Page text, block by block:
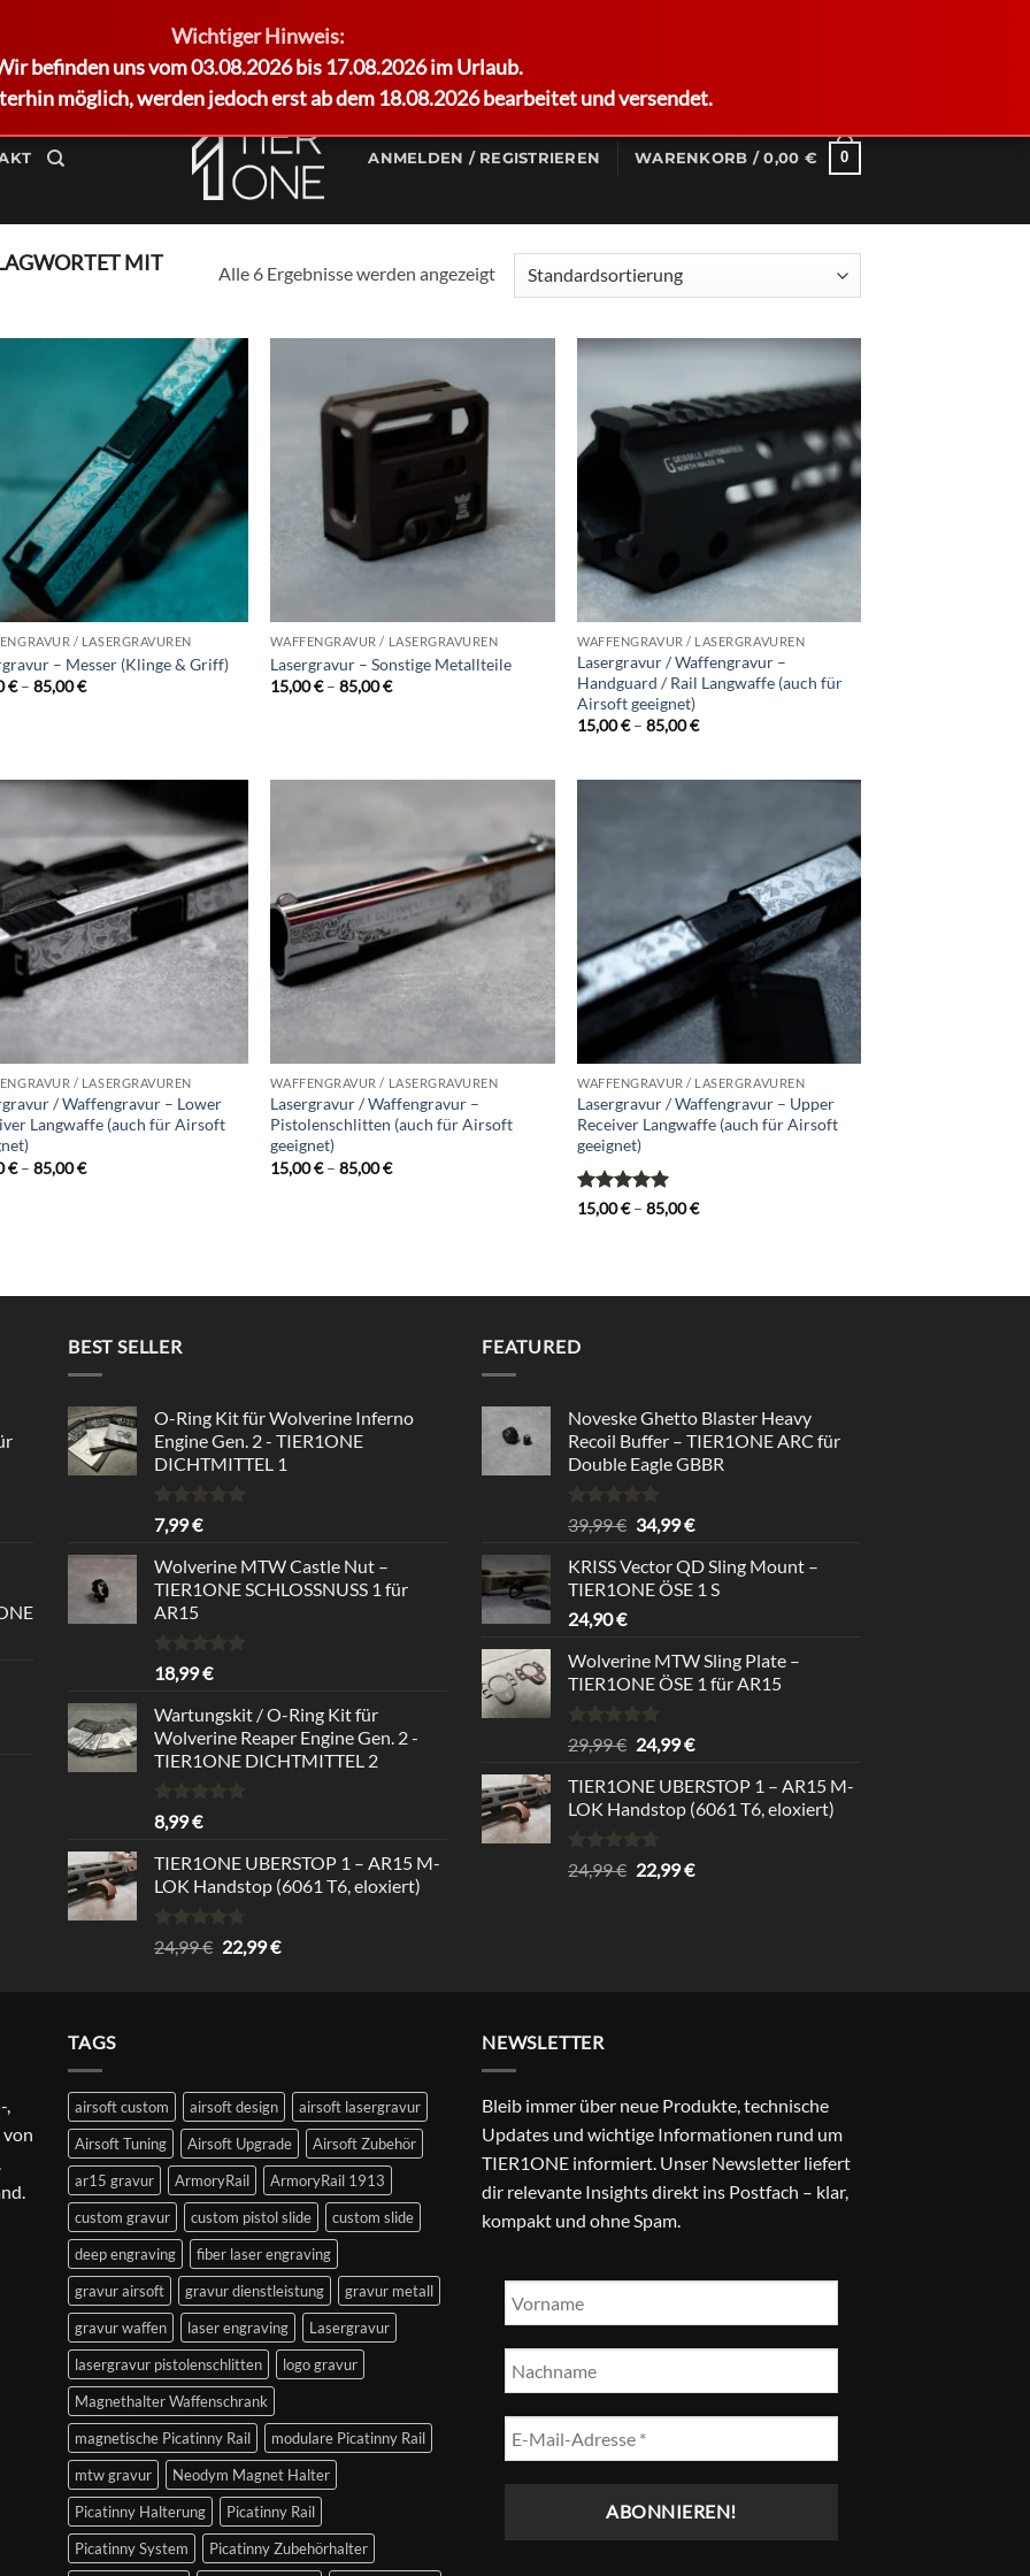
Wichtiger Hinweis:
befinden uns vom 03.08.2026 bis 17.08.2026 im Urlaub.
möglich, werden jedoch erst ab dem 18.08.2026 bearbeitet und versendet.
ANMELDEN / REGISTRIEREN WARENKORB /0,00 € 0
MIT
Alle 6 Ergebnisse werden angezeigt
Add to
wishlist
/ LASERGRAVUREN
– Messer (Klinge & Griff)
€ – 85,00€Preisspanne:
WAFFENGRAVUR / LASERGRAVUREN
Lasergravur – Sonstige Metallteile
15,00€ –85,00€Preisspanne:
Add to
WAFFENGRAVUR / LASERGRAVUREN
Lasergravur / Waffengravur –
Handguard / Rail Langwaffe (auch für
Airsoft geeignet)
15,00€ –85,00€Preisspanne:
Add to
wishlist
/ LASERGRAVUREN
/ Waffengravur – Lower
Langwaffe (auch für Airsoft
€ – 85,00€Preisspanne:
Add to
wishlist
WAFFENGRAVUR / LASERGRAVUREN
Lasergravur / Waffengravur –
Pistolenschlitten (auch für Airsoft
geeignet)
15,00€ –85,00€Preisspanne:
Add to
wishlist
WAFFENGRAVUR / LASERGRAVUREN
Lasergravur / Waffengravur – Upper
Receiver Langwaffe (auch für Airsoft
geeignet)
Bewertet
15,00€ –85,00€Preisspanne:
BEST SELLER
O-Ring Kit für Wolverine Inferno
Engine Gen. 2 - TIER1ONE
DICHTMITTEL 1
Bewertet
mit
von 5
7,99€
Wolverine MTW Castle Nut –
TIER1ONE SCHLOSSNUSS 1 für
AR15
Bewertet
mit
von 5
18,99€
Wartungskit / O-Ring Kit für
Wolverine Reaper Engine Gen. 2 -
TIER1ONE DICHTMITTEL 2
Bewertet
mit
von 5
8,99€
TIER1ONE UBERSTOP 1 – AR15 M-
LOK Handstop (6061 T6, eloxiert)
Bewertet
mit
24,99€ Ursprünglicher
22,99€Aktueller
FEATURED
Noveske Ghetto Blaster Heavy
Recoil Buffer – TIER1ONE ARC für
Double Eagle GBBR
Bewertet
mit
von 5
39,99€ Ursprünglicher
war:
39,99 €
34,99€Aktueller
ist:
34,99 €.
KRISS Vector QD Sling Mount –
TIER1ONE ÖSE 1 S
24,90€
Wolverine MTW Sling Plate –
TIER1ONE ÖSE 1 für AR15
Bewertet
mit
von 5
29,99€ Ursprünglicher
war:
29,99 €
24,99€Aktueller
ist:
24,99 €.
TIER1ONE UBERSTOP 1 – AR15 M-
LOK Handstop (6061 T6, eloxiert)
Bewertet
mit
24,99€ Ursprünglicher
22,99€Aktueller
TAGS
airsoft custom airsoft design
airsoft lasergravur
Airsoft Tuning
Airsoft Upgrade
Airsoft Zubehör
ar15 gravur
ArmoryRail
ArmoryRail 1913
custom gravur
custom pistol slide
custom slide
deep engraving
fiber laser engraving
gravur airsoft
gravur dienstleistung
gravur metall
gravur waffen
laser engraving
Lasergravur
lasergravur pistolenschlitten
logo gravur
Magnethalter Waffenschrank
magnetische Picatinny Rail
modulare Picatinny Rail
mtw gravur
Neodym Magnet Halter
Picatinny Halterung
Picatinny Rail
Picatinny System
Picatinny Zubehörhalter
NEWSLETTER
Bleib immer über neue Produkte, technische
Updates und wichtige Informationen rund um
TIER1ONE informiert. Unser Newsletter liefert
dir relevante Insights direkt ins Postfach – klar,
kompakt und ohne Spam.